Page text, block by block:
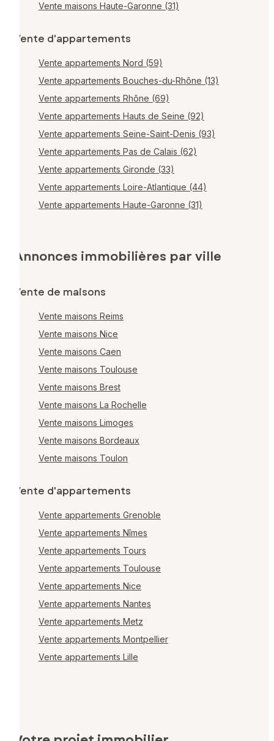
Vente maisons Haute-Garonne (31)
Vente d'appartements
Vente appartements Nord (59)
Vente appartements Bouches-du-Rhône (13)
Vente appartements Rhône (69)
Vente appartements Hauts de Seine (92)
Vente appartements Seine-Saint-Denis (93)
Vente appartements Pas de Calais (62)
Vente appartements Gironde (33)
Vente appartements Loire-Atlantique (44)
Vente appartements Haute-Garonne (31)
Annonces immobilières par ville
Vente de maisons
Vente maisons Reims
Vente maisons Nice
Vente maisons Caen
Vente maisons Toulouse
Vente maisons Brest
Vente maisons La Rochelle
Vente maisons Limoges
Vente maisons Bordeaux
Vente maisons Toulon
Vente d'appartements
Vente appartements Grenoble
Vente appartements Nîmes
Vente appartements Tours
Vente appartements Toulouse
Vente appartements Nice
Vente appartements Nantes
Vente appartements Metz
Vente appartements Montpellier
Vente appartements Lille